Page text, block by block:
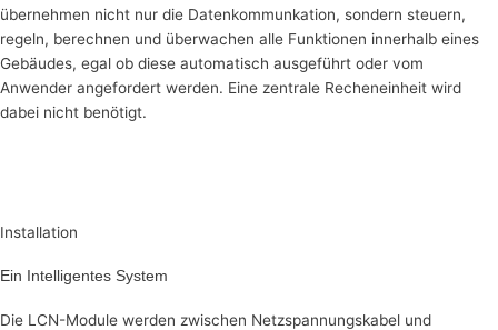
übernehmen nicht nur die Datenkommunkation, sondern steuern,
regeln, berechnen und überwachen alle Funktionen innerhalb eines
Gebäudes, egal ob diese automatisch ausgeführt oder vom
Anwender angefordert werden. Eine zentrale Recheneinheit wird
dabei nicht benötigt.
Installation
Ein Intelligentes System
Die LCN-Module werden zwischen Netzspannungskabel und